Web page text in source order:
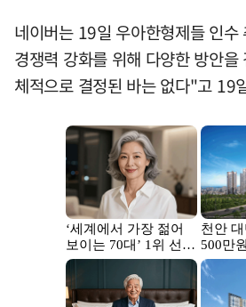
네이버는 19일 우아한형제들 인수
경쟁력 강화를 위해 다양한 방안
체적으로 결정된 바는 없다"고 19